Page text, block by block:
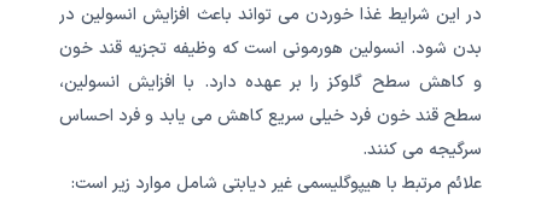
در این شرایط غذا خوردن می تواند باعث افزایش انسولین در
بدن شود. انسولین هورمونی است که وظیفه تجزیه قند خون
و کاهش سطح گلوکز را بر عهده دارد. با افزایش انسولین،
سطح قند خون فرد خیلی سریع کاهش می یابد و فرد احساس
سرگیجه می کنند.
علائم مرتبط با هیپوگلیسمی غیر دیابتی شامل موارد زیر است: